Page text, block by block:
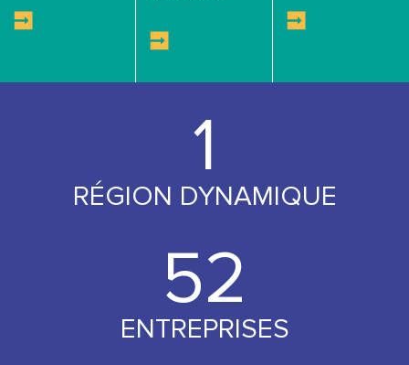
1
RÉGION DYNAMIQUE
53
ENTREPRISES